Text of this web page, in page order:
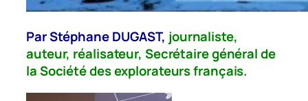
Par Stéphane DUGAST, journaliste,
auteur, réalisateur, Secrétaire général de
la Société des explorateurs français.